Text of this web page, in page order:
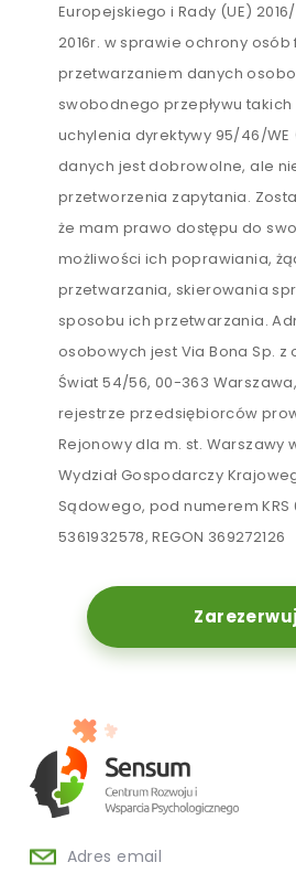
Europejskiego i Rady (UE)
2016r. w sprawie ochrony osób
przetwarzaniem danych
swobodnego przepływu
uchylenia dyrektywy 95/46/WE
danych jest dobrowolne, ale
przetworzenia zapytania.
że mam prawo dostępu do
możliwości ich poprawiania,
przetwarzania, skierowania
sposobu ich przetwarzania.
osobowych jest Via Bona Sp. z
Świat 54/56, 00-363
rejestrze przedsiębiorców
Rejonowy dla m. st. Warszawy
Wydział Gospodarczy
Sądowego, pod numerem KRS
5361932578, REGON 369272126
Zarezerwuj
Adres email